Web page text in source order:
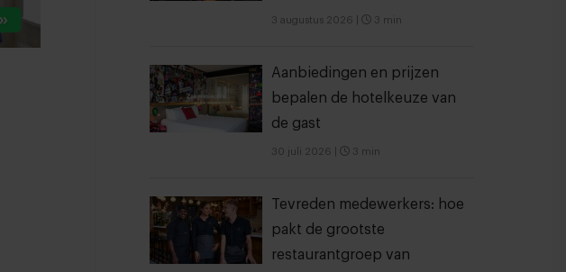
3 augustus 2026 3 min
Aanbiedingen en prijzen
bepalen de hotelkeuze van
de gast
30 juli 2026 3 min
Tevreden medewerkers: hoe
pakt de grootste
restaurantgroep van